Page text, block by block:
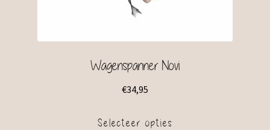
Wagenspanner Novi
€34,95
Selecteer opties